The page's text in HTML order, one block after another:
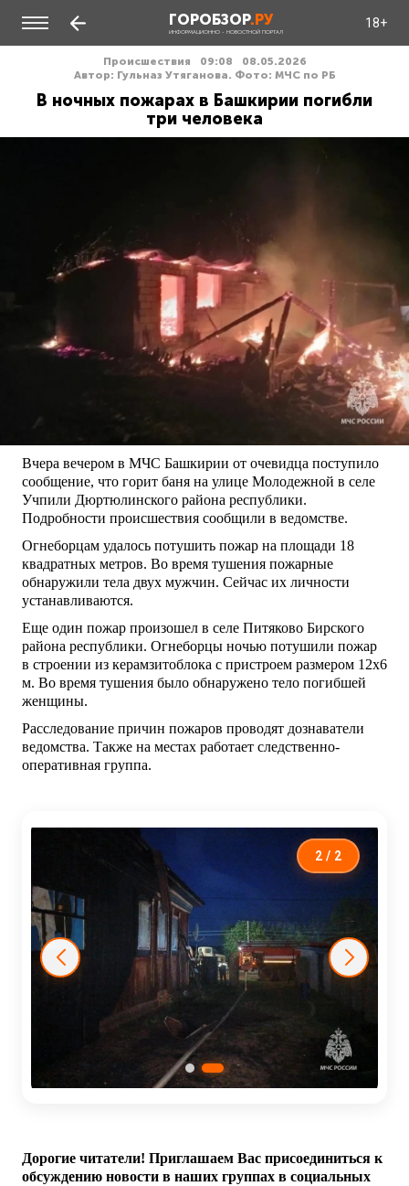
ГОРОБЗОР.РУ
ИНФОРМАЦИОННО - НОВОСТНОЙ ПОРТАЛ
18+
Происшествия 09:08
08.05.2026
Автор: Гульназ Утяганова. Фото: МЧС по РБ
В ночных пожарах в Башкирии погибли
три человека
Вчера вечером в МЧС Башкирии от очевидца поступило
сообщение, что горит баня на улице Молодежной в селе
Учпили Дюртюлинского района республики.
Подробности происшествия сообщили в ведомстве.
Огнеборцам удалось потушить пожар на площади 18
квадратных метров. Во время тушения пожарные
обнаружили тела двух мужчин. Сейчас их личности
устанавливаются.
Еще один пожар произошел в селе Питяково Бирского
района республики. Огнеборцы ночью потушили пожар
в строении из керамзитоблока с пристроем размером 12х6
м. Во время тушения было обнаружено тело погибшей
женщины.
Расследование причин пожаров проводят дознаватели
ведомства. Также на местах работает следственно-
оперативная группа.
2 / 2
Дорогие читатели! Приглашаем Вас присоединиться к
обсуждению новости в наших группах в социальных